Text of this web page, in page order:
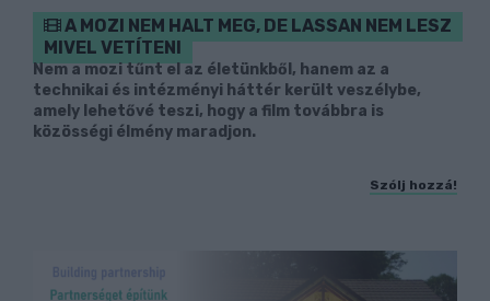
A MOZI NEM HALT MEG, DE LASSAN NEM LESZ
MIVEL VETÍTENI
Nem a mozi tűnt el az életünkből, hanem az a
technikai és intézményi háttér került veszélybe,
amely lehetővé teszi, hogy a film továbbra is
közösségi élmény maradjon.
Szólj hozzá!